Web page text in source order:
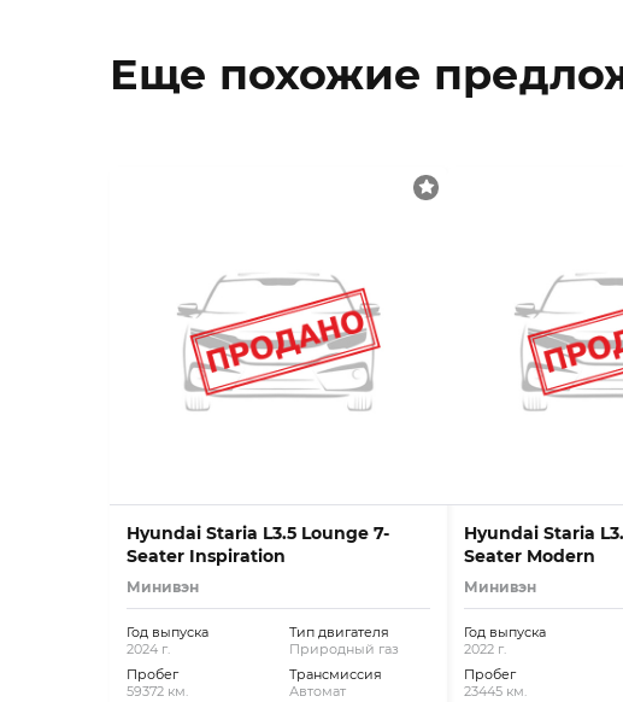
Еще похожие
Hyundai Staria L3.5 Lounge 7-
Seater Inspiration
Минивэн
Год выпуска
2024 г.
Пробег
59372 км.
Тип двигателя
Природный газ
Трансмиссия
Автомат
Hyundai Staria
Seater Modern
Минивэн
Год выпуска
2022 г.
Пробег
23445 км.